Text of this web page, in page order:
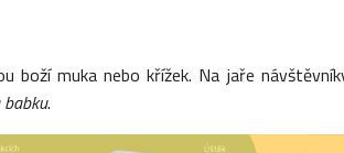
boží muka nebo křížek. Na jaře
babku.